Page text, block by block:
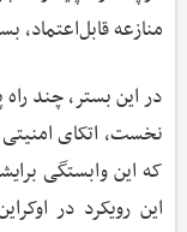
منازعه
در این بستر، چند
نخست، اتکای
که این وابستگی
این رویکرد در